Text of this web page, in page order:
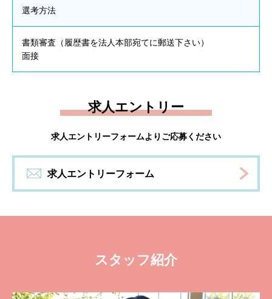
選考方法
書類審査（履歴書を法人本部宛てに郵送下さい）
面接
求人エントリー
求人エントリーフォームよりご応募ください
求人エントリーフォーム
スタッフ紹介